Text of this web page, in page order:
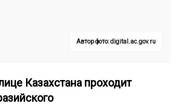
Автор фото: digital.ac.gov.ru
Казахстана проходит